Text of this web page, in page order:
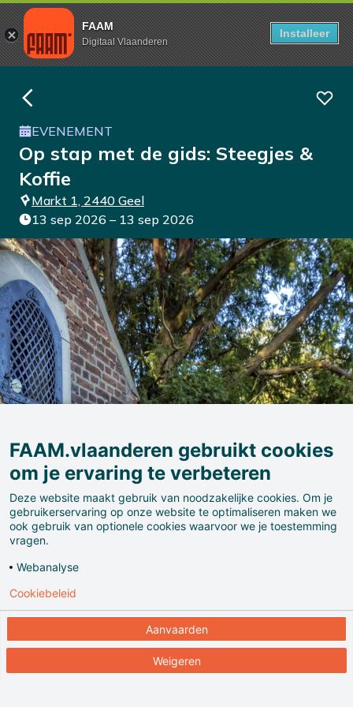
FAAM
Digitaal Vlaanderen
Installeer
EVENEMENT
Op stap met de gids: Steegjes &
Koffie
Markt 1, 2440 Geel
13 sep 2026 – 13 sep 2026
Ontdek de charmante steegjes van Geel! Een
netwerk van historische paadjes verbindt nog steeds
de Sint-Dimpna- en Sint-Amandskerk. Ooit omzoomd
FAAM.vlaanderen gebruikt cookies
om je ervaring te verbeteren
Deze website maakt gebruik van noodzakelijke cookies. Om je
gebruikerservaring op onze website te optimaliseren maken we
ook gebruik van optionele cookies waarvoor we je toestemming
vragen.
Webanalyse
Aanvaarden
Weigeren
Cookiebeleid